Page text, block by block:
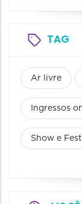
TAG
Ar livre
Ingressos
Show e